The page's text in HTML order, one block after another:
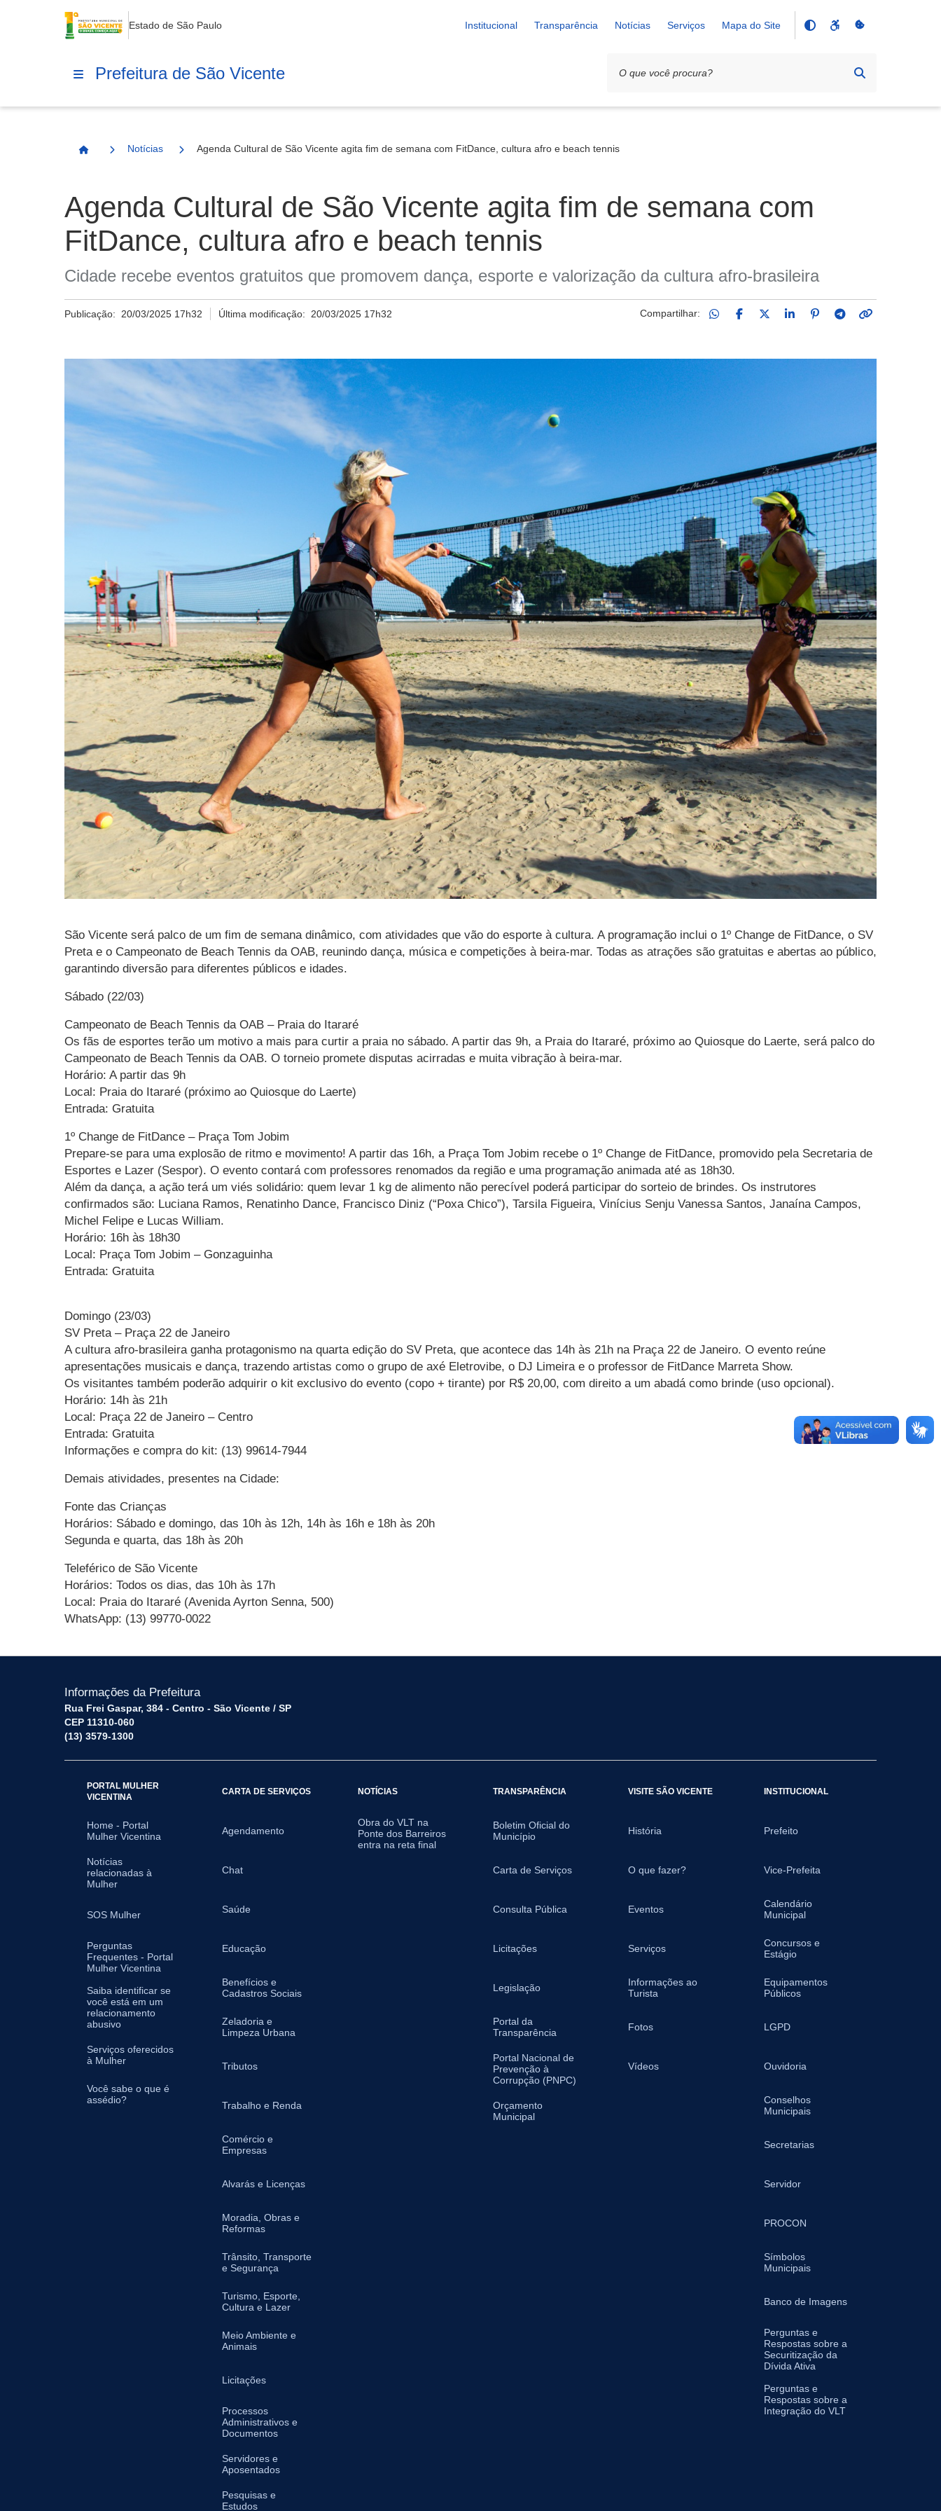
Estado de São Paulo Institucional Transparência Notícias Serviços Mapa do Site
Prefeitura de São Vicente
Página Inicial
Notícias Agenda Cultural de São Vicente agita fim de semana com FitDance, cultura afro e beach tennis
Agenda Cultural de São Vicente agita fim de semana com
FitDance, cultura afro e beach tennis
Cidade recebe eventos gratuitos que promovem dança, esporte e valorização da cultura afro-brasileira
Publicação: 20/03/2025 17h32 Última modificação: 20/03/2025 17h32 Compartilhar:
São Vicente será palco de um fim de semana dinâmico, com atividades que vão do esporte à cultura. A programação inclui o 1º Change de FitDance, o SV
Preta e o Campeonato de Beach Tennis da OAB, reunindo dança, música e competições à beira-mar. Todas as atrações são gratuitas e abertas ao público,
garantindo diversão para diferentes públicos e idades.
Sábado (22/03)
Campeonato de Beach Tennis da OAB – Praia do Itararé
Os fãs de esportes terão um motivo a mais para curtir a praia no sábado. A partir das 9h, a Praia do Itararé, próximo ao Quiosque do Laerte, será palco do
Campeonato de Beach Tennis da OAB. O torneio promete disputas acirradas e muita vibração à beira-mar.
Horário: A partir das 9h
Local: Praia do Itararé (próximo ao Quiosque do Laerte)
Entrada: Gratuita
1º Change de FitDance – Praça Tom Jobim
Prepare-se para uma explosão de ritmo e movimento! A partir das 16h, a Praça Tom Jobim recebe o 1º Change de FitDance, promovido pela Secretaria de
Esportes e Lazer (Sespor). O evento contará com professores renomados da região e uma programação animada até as 18h30.
Além da dança, a ação terá um viés solidário: quem levar 1 kg de alimento não perecível poderá participar do sorteio de brindes. Os instrutores
confirmados são: Luciana Ramos, Renatinho Dance, Francisco Diniz (“Poxa Chico”), Tarsila Figueira, Vinícius Senju Vanessa Santos, Janaína Campos,
Michel Felipe e Lucas William.
Horário: 16h às 18h30
Local: Praça Tom Jobim – Gonzaguinha
Entrada: Gratuita
Domingo (23/03)
SV Preta – Praça 22 de Janeiro
A cultura afro-brasileira ganha protagonismo na quarta edição do SV Preta, que acontece das 14h às 21h na Praça 22 de Janeiro. O evento reúne
apresentações musicais e dança, trazendo artistas como o grupo de axé Eletrovibe, o DJ Limeira e o professor de FitDance Marreta Show.
Os visitantes também poderão adquirir o kit exclusivo do evento (copo + tirante) por R$ 20,00, com direito a um abadá como brinde (uso opcional).
Horário: 14h às 21h
Local: Praça 22 de Janeiro – Centro
Entrada: Gratuita
Informações e compra do kit: (13) 99614-7944
Demais atividades, presentes na Cidade:
Fonte das Crianças
Horários: Sábado e domingo, das 10h às 12h, 14h às 16h e 18h às 20h
Segunda e quarta, das 18h às 20h
Teleférico de São Vicente
Horários: Todos os dias, das 10h às 17h
Local: Praia do Itararé (Avenida Ayrton Senna, 500)
WhatsApp: (13) 99770-0022
Informações da Prefeitura
Rua Frei Gaspar, 384 - Centro - São Vicente / SP
CEP 11310-060
(13) 3579-1300
PORTAL MULHER
VICENTINA
Home - Portal
Mulher Vicentina
Notícias
relacionadas à
Mulher
SOS Mulher
Perguntas
Frequentes - Portal
Mulher Vicentina
Saiba identificar se
você está em um
relacionamento
abusivo
Serviços oferecidos
à Mulher
Você sabe o que é
assédio?
CARTA DE SERVIÇOS
Agendamento
Chat
Saúde
Educação
Benefícios e
Cadastros Sociais
Zeladoria e
Limpeza Urbana
Tributos
Trabalho e Renda
Comércio e
Empresas
Alvarás e Licenças
Moradia, Obras e
Reformas
Trânsito, Transporte
e Segurança
Turismo, Esporte,
Cultura e Lazer
Meio Ambiente e
Animais
Licitações
Processos
Administrativos e
Documentos
Servidores e
Aposentados
Pesquisas e
Estudos
NOTÍCIAS
Obra do VLT na
Ponte dos Barreiros
entra na reta final
TRANSPARÊNCIA
Boletim Oficial do
Município
Carta de Serviços
Consulta Pública
Licitações
Legislação
Portal da
Transparência
Portal Nacional de
Prevenção à
Corrupção (PNPC)
Orçamento
Municipal
VISITE SÃO VICENTE
História
O que fazer?
Eventos
Serviços
Informações ao
Turista
Fotos
Vídeos
INSTITUCIONAL
Prefeito
Vice-Prefeita
Calendário
Municipal
Concursos e
Estágio
Equipamentos
Públicos
LGPD
Ouvidoria
Conselhos
Municipais
Secretarias
Servidor
PROCON
Símbolos
Municipais
Banco de Imagens
Perguntas e
Respostas sobre a
Securitização da
Dívida Ativa
Perguntas e
Respostas sobre a
Integração do VLT